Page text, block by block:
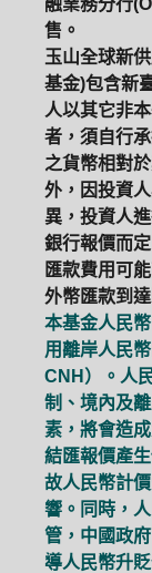
融業務分行
售。
玉山全球新
基金)包含新
人以其它非
者，須自行
之貨幣相對
外，因投資
異，投資人
銀行報價而
匯款費用可
外幣匯款到
本基金人民
用離岸人民
CNH）。人
制、境內及
素，將會造
結匯報價產
故人民幣計
響。同時，
管，中國政
導人民幣升